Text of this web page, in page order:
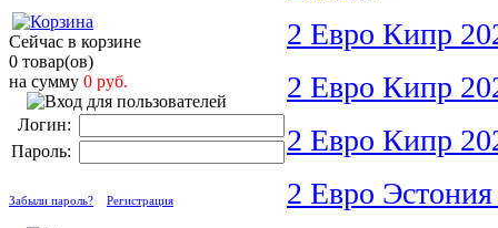
Сейчас в корзине
0 товар(ов)
на сумму 0 руб.
Логин:
Пароль:
Забыли пароль? Регистрация
2 Евро Кипр
2 Евро Кипр
2 Евро Кипр
2 Евро